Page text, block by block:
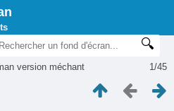
1/45
version méchant